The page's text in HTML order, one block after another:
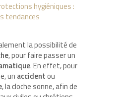
hygiéniques :
tendances
la possibilité de
, pour faire passer un
. En effet, pour
un accidentou
, la cloche sonne, afin de